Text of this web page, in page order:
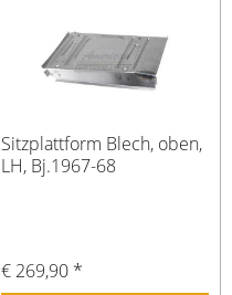
Sitzplattform Blech, oben,
LH, Bj.1967-68
€ 269,90 *